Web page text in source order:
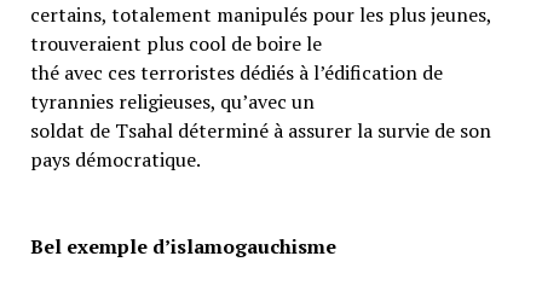
certains, totalement manipulés pour les plus jeunes,
trouveraient plus cool de boire le
thé avec ces terroristes dédiés à l’édification de
tyrannies religieuses, qu’avec un
soldat de Tsahal déterminé à assurer la survie de son
pays démocratique.
Bel exemple d’islamogauchisme